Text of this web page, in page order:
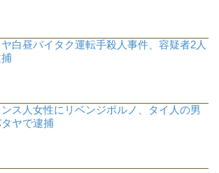
白昼バイタク運転手殺人事件、容疑者2人
ス人女性にリベンジポルノ、タイ人の男
タヤで逮捕